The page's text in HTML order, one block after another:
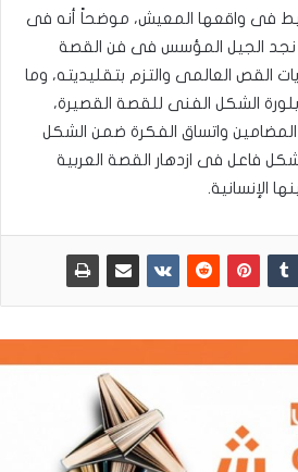
فى واقعها المعيش، موضحاً أنه فى
الجيل المؤسس فى فن القصة
القص العالمى والتزم بتقليديته، وما
الشكل الفنى للقصة القصيرة،
واتساق الفكرة ضمن الشكل
فاعل فى ازدهار القصة العربية
الإنسانية.